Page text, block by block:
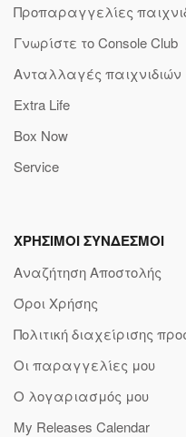
Προπαραγγελίες
Γνωρίστε το Console Club
Ανταλλαγές παιχνιδιών
Extra Life
Box Now
Service
ΧΡΗΣΙΜΟΙ ΣΥΝΔΕΣΜΟΙ
Αναζήτηση Αποστολής
Όροι Χρήσης
Πολιτική διαχείρισης
Οι παραγγελίες μου
Ο λογαριασμός μου
My Releases Calendar